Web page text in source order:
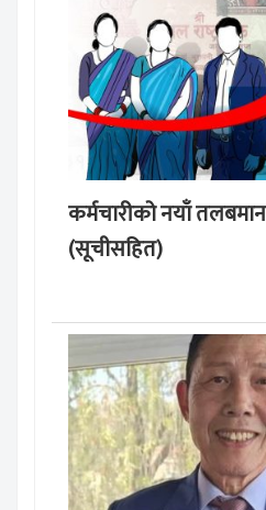
कर्मचारीको नयाँ
(सूचीसहित)